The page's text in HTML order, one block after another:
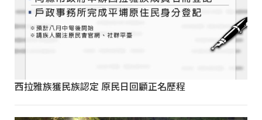
西拉雅族獲民族認定 原民日回顧正名歷程